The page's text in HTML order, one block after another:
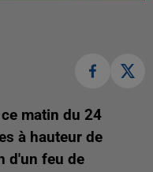
matin du 24
à hauteur de
d'un feu de